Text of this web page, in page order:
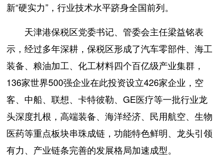
新“硬实力”，行业技术水平跻身全国前列。
天津港保税区党委书记、管委会主任梁益铭表
示，经过多年深耕，保税区形成了汽车零部件、海工
装备、粮油加工、化工材料四个百亿级产业集群，
136家世界500强企业在此投资设立426家企业，空
客、中船、联想、卡特彼勒、GE医疗等一批行业龙
头深度扎根，高端装备、海洋经济、民用航空、生物
医药等重点板块串珠成链，功能特色鲜明、龙头引领
有力、产业链条完善的发展格局加速成型。